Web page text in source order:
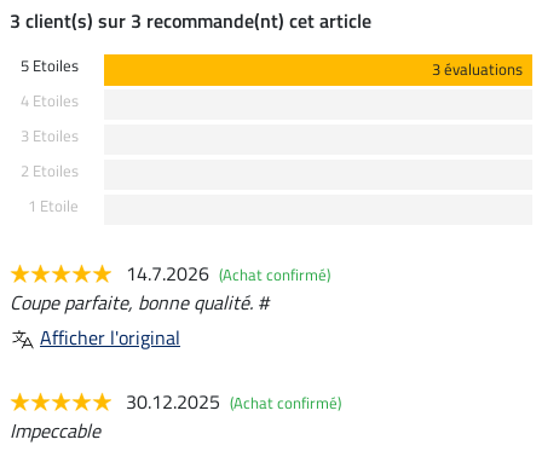
3 client(s) sur 3 recommande(nt) cet article
5 Etoiles
3 évaluations
4 Etoiles
3 Etoiles
2 Etoiles
1 Etoile
14.7.2026 (Achat confirmé)
Coupe parfaite, bonne qualité. #
Afficher l'original
30.12.2025 (Achat confirmé)
Impeccable